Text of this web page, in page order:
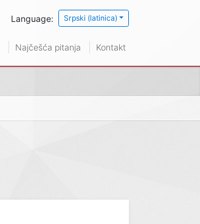
Language: Srpski (latinica)
Najčešća pitanja Kontakt